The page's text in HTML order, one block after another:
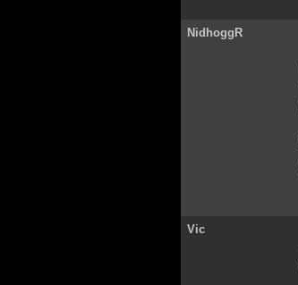
NidhoggR
Vic